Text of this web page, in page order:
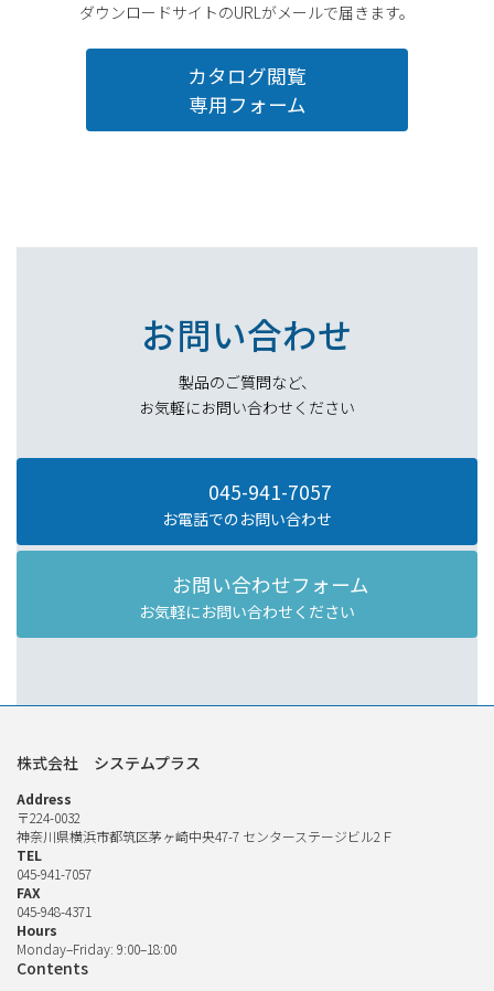
ダウンロードサイトのURLがメールで届きます。
カタログ閲覧
専用フォーム
お問い合わせ
製品のご質問など、
お気軽にお問い合わせください
045-941-7057
お電話でのお問い合わせ
お問い合わせフォーム
お気軽にお問い合わせください
株式会社 システムプラス
Address
〒224-0032
神奈川県横浜市都筑区茅ヶ崎中央47-7 センターステージビル2Ｆ
TEL
045-941-7057
FAX
045-948-4371
Hours
Monday–Friday: 9:00–18:00
Contents